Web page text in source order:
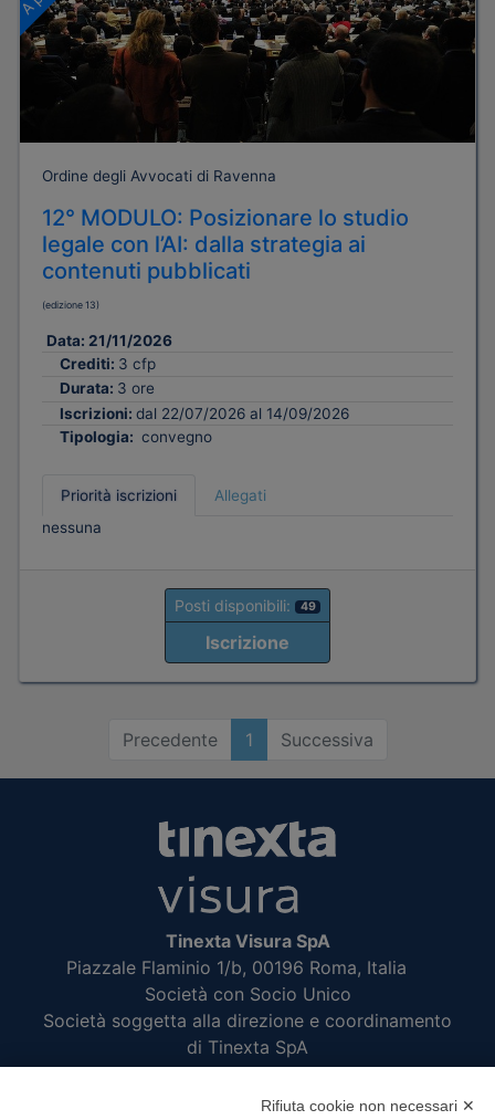
Ordine degli Avvocati di Ravenna
12° MODULO: Posizionare lo studio
legale con l’AI: dalla strategia ai
contenuti pubblicati
(edizione 13)
Data: 21/11/2026
Crediti: 3 cfp
Durata: 3 ore
Iscrizioni: dal 22/07/2026 al 14/09/2026
Tipologia: convegno
Priorità iscrizioni
Allegati
nessuna
Posti disponibili: 49
Iscrizione
Precedente 1 Successiva
Tinexta Visura SpA
Piazzale Flaminio 1/b, 00196 Roma, Italia
Società con Socio Unico
Società soggetta alla direzione e coordinamento
di Tinexta SpA
P.IVA 05338771008 REA n. 877679
Rifiuta cookie non necessari ✕